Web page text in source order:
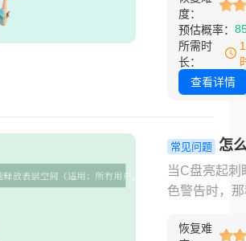
启动缓慢时
是 C 盘空间
灯的信号。
统盘，C 盘
量临时数据
文档和程序
空间不足不
性能，更可
系统更新失
度：
预估概率：
所需时
长：
查看详情
常见问题 怎
c盘空间？
详细拯救系
当C盘亮起刺
色警告时，
更新、甚至
恢复难